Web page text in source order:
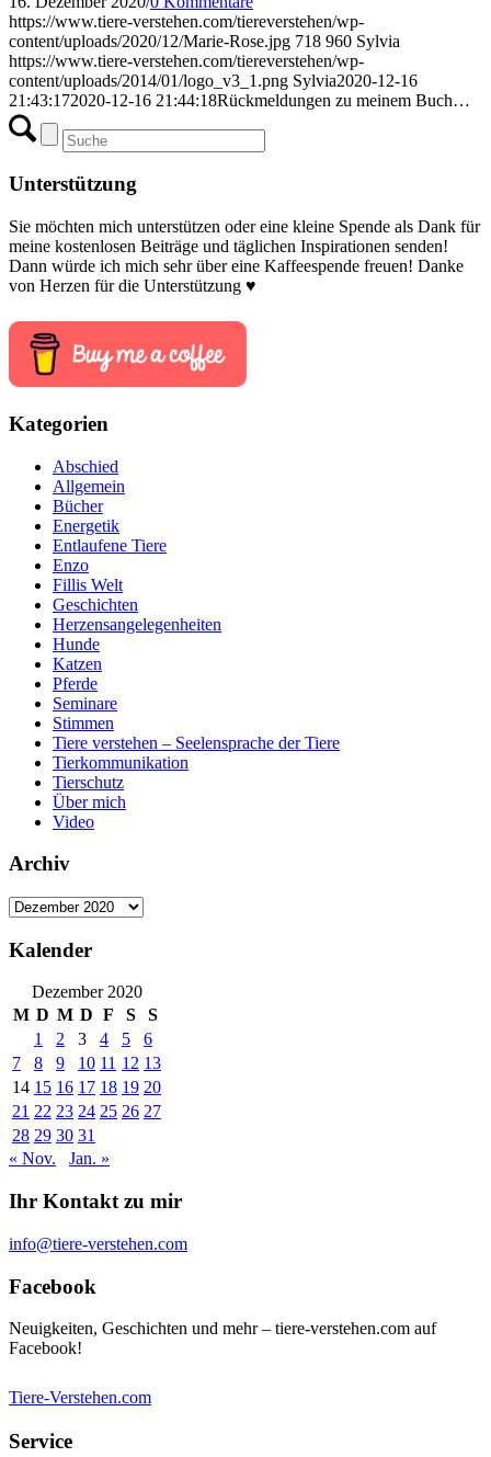
https://www.tiere-verstehen.com/tiereverstehen/wp-
content/uploads/2020/12/Marie-Rose.jpg 718 960 Sylvia
https://www.tiere-verstehen.com/tiereverstehen/wp-
content/uploads/2014/01/logo_v3_1.png Sylvia2020-12-16
21:43:172020-12-16 21:44:18Rückmeldungen zu meinem Buch…
Unterstützung
Sie möchten mich unterstützen oder eine kleine Spende als Dank für
meine kostenlosen Beiträge und täglichen Inspirationen senden!
Dann würde ich mich sehr über eine Kaffeespende freuen! Danke
von Herzen für die Unterstützung ♥
Kategorien
Abschied
Allgemein
Bücher
Energetik
Entlaufene Tiere
Enzo
Fillis Welt
Geschichten
Herzensangelegenheiten
Hunde
Katzen
Pferde
Seminare
Stimmen
Tiere verstehen – Seelensprache der Tiere
Tierkommunikation
Tierschutz
Über mich
Video
Archiv
Archiv
Kalender
Dezember 2020
M D M D F S
S
1
2 3 4 5
6
7
8 9 10 11 12 13
14 15 16 17 18 19 20
21 22 23 24 25 26 27
28 29 30 31
« Nov.
Jan. »
Ihr Kontakt zu mir
info@tiere-verstehen.com
Facebook
Neuigkeiten, Geschichten und mehr – tiere-verstehen.com auf
Facebook!
Tiere-Verstehen.com
Service